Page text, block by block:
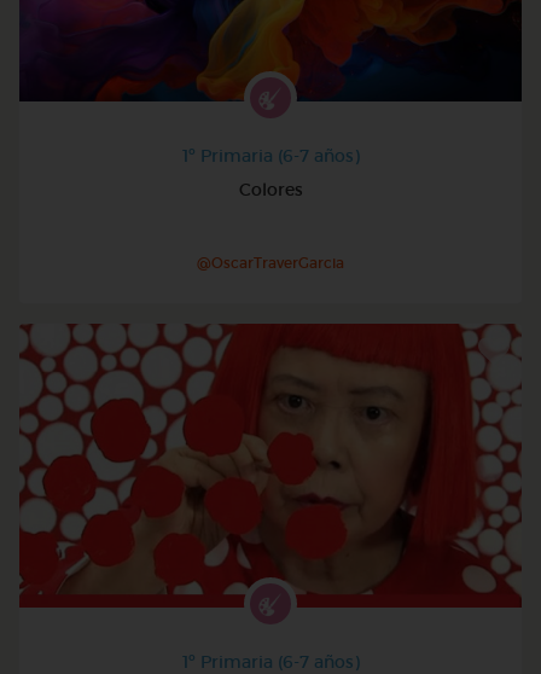
1º Primaria (6-7 años)
Colores
@OscarTraverGarcia
1º Primaria (6-7 años)